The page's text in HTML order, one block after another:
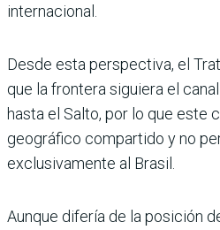
internacional.
Desde esta perspectiva, el
que la frontera siguiera el
hasta el Salto, por lo que este
geográfico compartido y no
exclusivamente al Brasil.
Aunque difería de la posición